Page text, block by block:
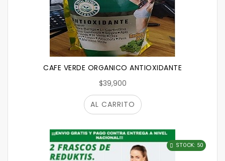
CAFE VERDE ORGANICO ANTIOXIDANTE
$39,900
AL CARRITO
STOCK: 50